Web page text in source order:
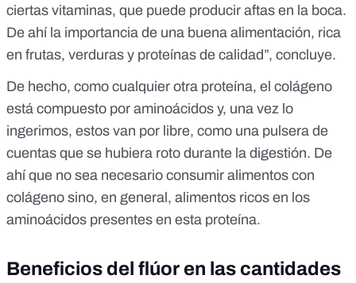
ciertas vitaminas, que puede producir aftas en la boca.
De ahí la importancia de una buena alimentación, rica
en frutas, verduras y proteínas de calidad”, concluye.
De hecho, como cualquier otra proteína, el colágeno
está compuesto por aminoácidos y, una vez lo
ingerimos, estos van por libre, como una pulsera de
cuentas que se hubiera roto durante la digestión. De
ahí que no sea necesario consumir alimentos con
colágeno sino, en general, alimentos ricos en los
aminoácidos presentes en esta proteína.
Beneficios del flúor en las cantidades